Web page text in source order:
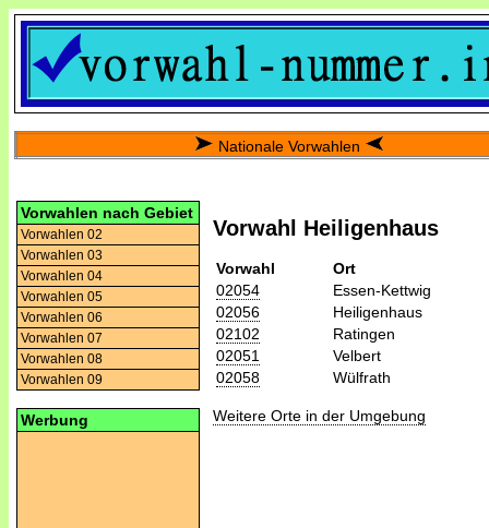
Nationale Vorwahlen
Vorwahlen nach Gebiet
Vorwahlen 02
Vorwahlen 03
Vorwahlen 04
Vorwahlen 05
Vorwahlen 06
Vorwahlen 07
Vorwahlen 08
Vorwahlen 09
Werbung
Vorwahl Heiligenhaus
Vorwahl
Ort
02054
Essen-Kettwig
02056
Heiligenhaus
02102
Ratingen
02051
Velbert
02058
Wülfrath
Weitere Orte in der Umgebung